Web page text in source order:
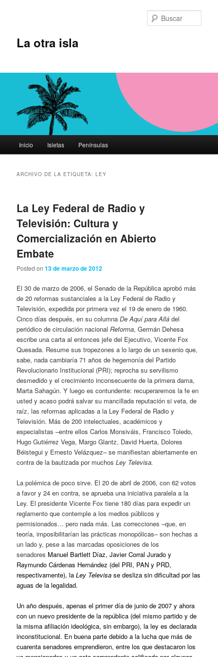
La otra isla
Inicio Isletas Penínsulas
ARCHIVO DE LA ETIQUETA:LEY
La Ley Federal de Radio y
Televisión: Cultura y
Comercialización en Abierto
Embate
Posted on13 de marzo de 2012
El 30 de marzo de 2006, el Senado de la República aprobó más
de 20 reformas sustanciales a la Ley Federal de Radio y
Televisión, expedida por primera vez el 19 de enero de 1960.
Cinco días después, en su columnaDe Aquí para Allá del
periódico de circulación nacionalReforma, Germán Dehesa
escribe una carta al entonces jefe del Ejecutivo, Vicente Fox
Quesada. Resume sus tropezones a lo largo de un sexenio que,
sabe, nada cambiaría 71 años de hegemonía del Partido
Revolucionario Institucional (PRI); reprocha su servilismo
desmedido y el crecimiento inconsecuente de la primera dama,
Marta Sahagún. Y luego es contundente: recuperaremos la fe en
usted y acaso podrá salvar su mancillada reputación si veta, de
raíz, las reformas aplicadas a la Ley Federal de Radio y
Televisión. Más de 200 intelectuales, académicos y
especialistas –entre ellos Carlos Monsiváis, Francisco Toledo,
Hugo Gutiérrez Vega, Margo Glantz, David Huerta, Dolores
Béistegui y Ernesto Velázquez– se manifiestan abiertamente en
contra de la bautizada por muchosLey Televisa.
La polémica de poco sirve. El 20 de abril de 2006, con 62 votos
a favor y 24 en contra, se aprueba una iniciativa paralela a la
Ley. El presidente Vicente Fox tiene 180 días para expedir un
reglamento que contemple a los medios públicos y
permisionados… pero nada más. Las correcciones –que, en
teoría, imposibilitarían las prácticas monopólicas– son hechas a
un lado y, pese a las marcadas oposiciones de los
senadores Manuel Bartlett Díaz, Javier Corral Jurado y
Raymundo Cárdenas Hernández (del PRI, PAN y PRD,
respectivamente), laLey Televisa se desliza sin dificultad por las
aguas de la legalidad.
Un año después, apenas el primer día de junio de 2007 y ahora
con un nuevo presidente de la república (del mismo partido y de
la misma afiliación ideológica, sin embargo), la ley es declarada
inconstitucional. En buena parte debido a la lucha que más de
cuarenta senadores emprendieron, entre los que destacaron los